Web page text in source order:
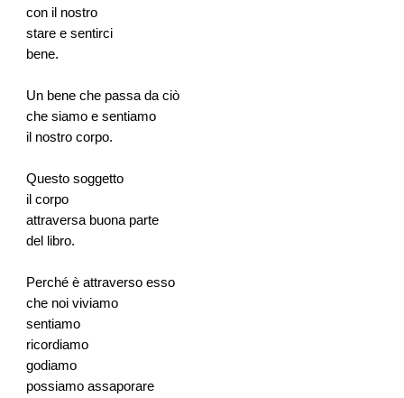
con il nostro
stare e sentirci
bene.
Un bene che passa da ciò
che siamo e sentiamo
il nostro corpo.
Questo soggetto
il corpo
attraversa buona parte
del libro.
Perché è attraverso esso
che noi viviamo
sentiamo
ricordiamo
godiamo
possiamo assaporare